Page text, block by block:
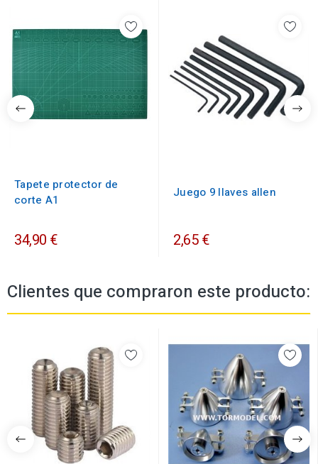
Tapete protector de
corte A1
34,90 €
Juego 9 llaves allen
2,65 €
Clientes que compraron este producto: